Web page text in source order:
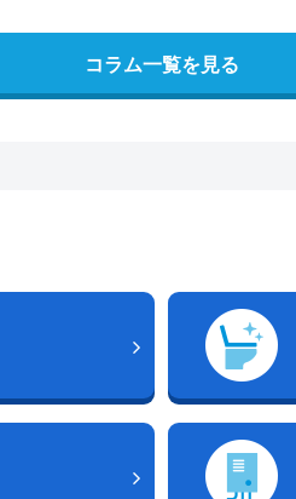
コラム一覧を見る